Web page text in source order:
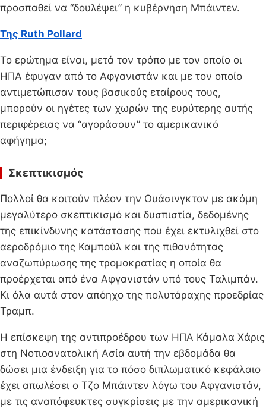
προσπαθεί να “δουλέψει” η κυβέρνηση Μπάιντεν.
Της Ruth Pollard
Το ερώτημα είναι, μετά τον τρόπο με τον οποίο οι
ΗΠΑ έφυγαν από το Αφγανιστάν και με τον οποίο
αντιμετώπισαν τους βασικούς εταίρους τους,
μπορούν οι ηγέτες των χωρών της ευρύτερης αυτής
περιφέρειας να “αγοράσουν” το αμερικανικό
αφήγημα;
Σκεπτικισμός
Πολλοί θα κοιτούν πλέον την Ουάσινγκτον με ακόμη
μεγαλύτερο σκεπτικισμό και δυσπιστία, δεδομένης
της επικίνδυνης κατάστασης που έχει εκτυλιχθεί στο
αεροδρόμιο της Καμπούλ και της πιθανότητας
αναζωπύρωσης της τρομοκρατίας η οποία θα
προέρχεται από ένα Αφγανιστάν υπό τους Ταλιμπάν.
Κι όλα αυτά στον απόηχο της πολυτάραχης προεδρίας
Τραμπ.
Η επίσκεψη της αντιπροέδρου των ΗΠΑ Κάμαλα Χάρις
στη Νοτιοανατολική Ασία αυτή την εβδομάδα θα
δώσει μια ένδειξη για το πόσο διπλωματικό κεφάλαιο
έχει απωλέσει ο Τζο Μπάιντεν λόγω του Αφγανιστάν,
με τις αναπόφευκτες συγκρίσεις με την αμερικανική